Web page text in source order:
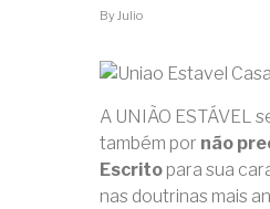
ByJulio
A UNIÃO ESTÁVEL
também por não
Escrito para sua
nas doutrinas mais